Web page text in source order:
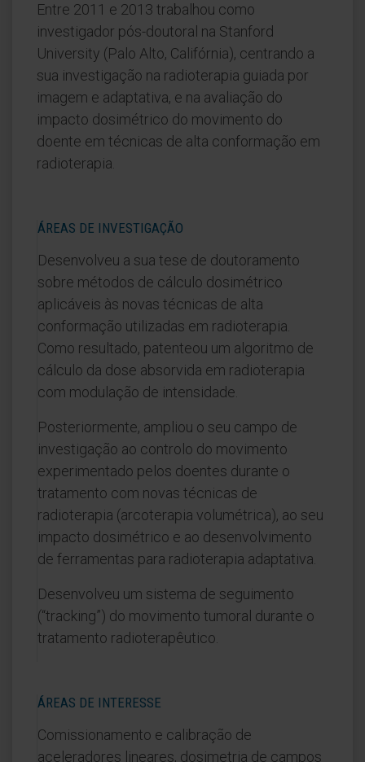
Entre 2011 e 2013 trabalhou como
investigador pós-doutoral na Stanford
University (Palo Alto, Califórnia), centrando a
sua investigação na radioterapia guiada por
imagem e adaptativa, e na avaliação do
impacto dosimétrico do movimento do
doente em técnicas de alta conformação em
radioterapia.
ÁREAS DE INVESTIGAÇÃO
Desenvolveu a sua tese de doutoramento
sobre métodos de cálculo dosimétrico
aplicáveis às novas técnicas de alta
conformação utilizadas em radioterapia.
Como resultado, patenteou um algoritmo de
cálculo da dose absorvida em radioterapia
com modulação de intensidade.
Posteriormente, ampliou o seu campo de
investigação ao controlo do movimento
experimentado pelos doentes durante o
tratamento com novas técnicas de
radioterapia (arcoterapia volumétrica), ao seu
impacto dosimétrico e ao desenvolvimento
de ferramentas para radioterapia adaptativa.
Desenvolveu um sistema de seguimento
(“tracking”) do movimento tumoral durante o
tratamento radioterapêutico.
ÁREAS DE INTERESSE
Comissionamento e calibração de
aceleradores lineares, dosimetria de campos